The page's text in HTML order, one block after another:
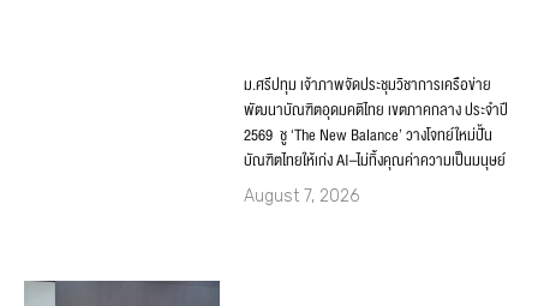
ม.ศรีปทุม เจ้าภาพจัดประชุมวิชาการเครือข่าย
พัฒนาบัณฑิตอุดมคติไทย เขตภาคกลาง ประจำปี
2569 ชู ‘The New Balance’ วางโจทย์ใหม่ปั้น
บัณฑิตไทยให้เก่ง AI–ไม่ทิ้งคุณค่าความเป็นมนุษย์
August 7, 2026